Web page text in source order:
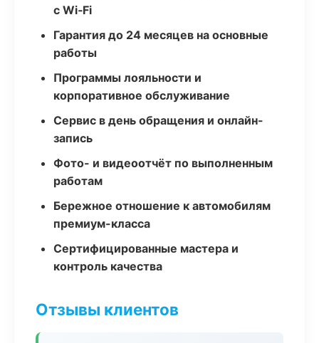
с Wi‑Fi
Гарантия до 24 месяцев на основные
работы
Программы лояльности и
корпоративное обслуживание
Сервис в день обращения и онлайн-
запись
Фото- и видеоотчёт по выполненным
работам
Бережное отношение к автомобилям
премиум-класса
Сертифицированные мастера и
контроль качества
Отзывы клиентов